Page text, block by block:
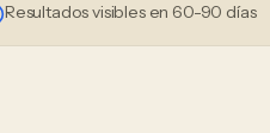
Resultados visibles en 60-90 días